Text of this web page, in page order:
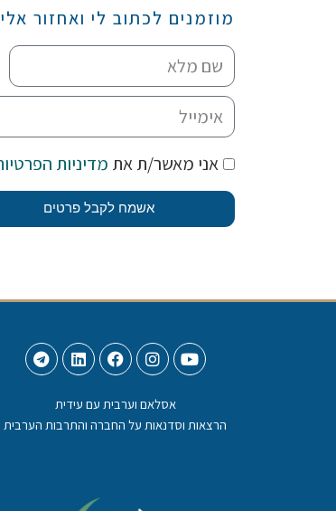
מוזמנים לכתוב לי ואחזור
אני מאשר/ת את מדיניות
אשמח לקבל פרטים
אסלאם וערבית עם עידית
הרצאות וסדנאות על החברה והתרבות הערבית